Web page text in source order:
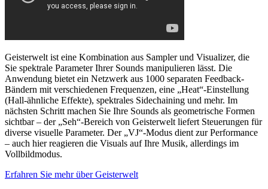
Geisterwelt ist eine Kombination aus Sampler und Visualizer, die
Sie spektrale Parameter Ihrer Sounds manipulieren lässt. Die
Anwendung bietet ein Netzwerk aus 1000 separaten Feedback-
Bändern mit verschiedenen Frequenzen, eine „Heat“-Einstellung
(Hall-ähnliche Effekte), spektrales Sidechaining und mehr. Im
nächsten Schritt machen Sie Ihre Sounds als geometrische Formen
sichtbar – der „Seh“-Bereich von Geisterwelt liefert Steuerungen für
diverse visuelle Parameter. Der „VJ“-Modus dient zur Performance
– auch hier reagieren die Visuals auf Ihre Musik, allerdings im
Vollbildmodus.
Erfahren Sie mehr über Geisterwelt